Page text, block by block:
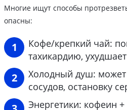
Многие ищут способы
опасны:
Кофе/крепкий чай:
тахикардию,
Холодный душ: может
сосудов, остановку
Энергетики: кофеин +